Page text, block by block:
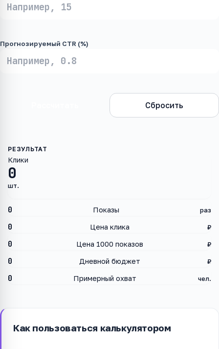
Прогнозируемый CTR (%)
Сбросить
0
Клики
шт.
0 Показы раз
0 Цена клика ₽
0 Цена 1000 показов ₽
0 Дневной бюджет ₽
0 Примерный охват чел.
Как пользоваться калькулятором